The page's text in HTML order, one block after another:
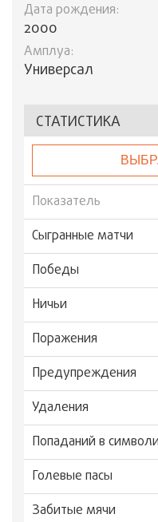
Дата рождения:
2000
Амплуа:
Универсал
СТАТИСТИКА
Показатель
Сыгранные матчи
Победы
Ничьи
Поражения
Предупреждения
Удаления
Попаданий в
Голевые пасы
Забитые мячи